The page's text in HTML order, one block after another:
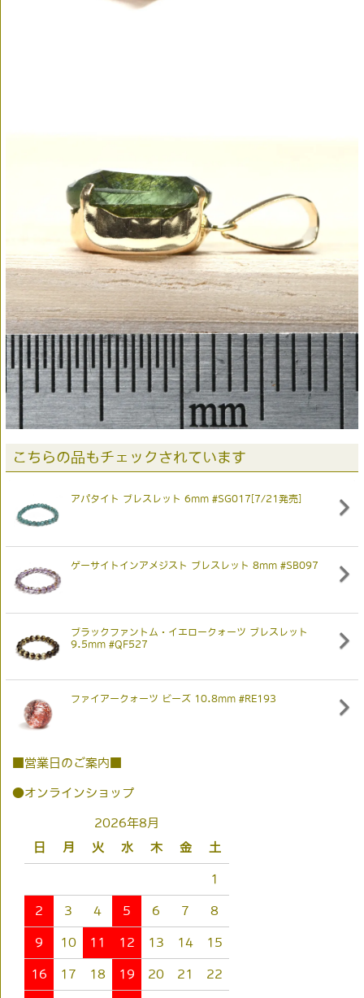
こちらの品もチェックされています
アパタイト ブレスレット 6mm #SG017[7/21発売]
ゲーサイトインアメジスト ブレスレット 8mm #SB097
ブラックファントム・イエロークォーツ ブレスレット
9.5mm #QF527
ファイアークォーツ ビーズ 10.8mm #RE193
■営業日のご案内■
●オンラインショップ
2026年8月
日
月 火 水 木 金 土
1
2 3 4 5 6 7 8
9 10 11 12 13 14 15
16 17 18 19 20 21 22